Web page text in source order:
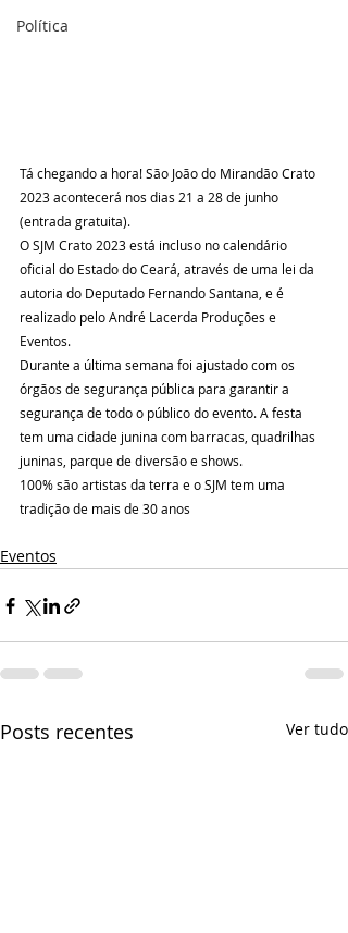
Política
Tá chegando a hora! São João do Mirandão Crato
2023 acontecerá nos dias 21 a 28 de junho
(entrada gratuita).
O SJM Crato 2023 está incluso no calendário
oficial do Estado do Ceará, através de uma lei da
autoria do Deputado Fernando Santana, e é
realizado pelo André Lacerda Produções e
Eventos.
Durante a última semana foi ajustado com os
órgãos de segurança pública para garantir a
segurança de todo o público do evento. A festa
tem uma cidade junina com barracas, quadrilhas
juninas, parque de diversão e shows.
100% são artistas da terra e o SJM tem uma
tradição de mais de 30 anos
Eventos
Posts recentes Ver tudo